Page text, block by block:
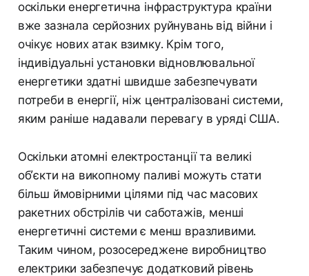
оскільки енергетична інфраструктура країни
вже зазнала серйозних руйнувань від війни і
очікує нових атак взимку. Крім того,
індивідуальні установки відновлювальної
енергетики здатні швидше забезпечувати
потреби в енергії, ніж централізовані системи,
яким раніше надавали перевагу в уряді США.
Оскільки атомні електростанції та великі
об’єкти на викопному паливі можуть стати
більш ймовірними цілями під час масових
ракетних обстрілів чи саботажів, менші
енергетичні системи є менш вразливими.
Таким чином, розосереджене виробництво
електрики забезпечує додатковий рівень